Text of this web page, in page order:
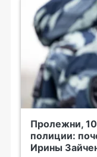
Пролежни,
полиции:
Ирины